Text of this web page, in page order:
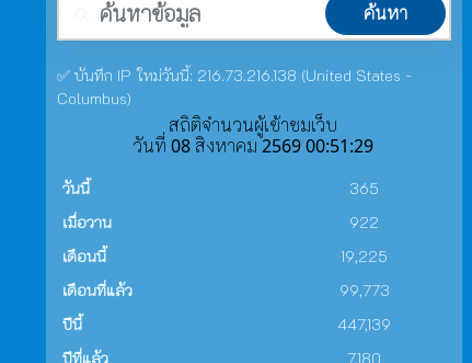
ค้นหา
✅ บันทึก IP ใหม่วันนี้: 216.73.216.138 (United States -
Columbus)
สถิติจำนวนผู้เข้าชมเว็บ
วันที่ 08 สิงหาคม 2569 00:51:29
วันนี้
365
เมื่อวาน
922
เดือนนี้
19,225
เดือนที่แล้ว
99,773
ปีนี้
447,139
ปีที่แล้ว
7,180